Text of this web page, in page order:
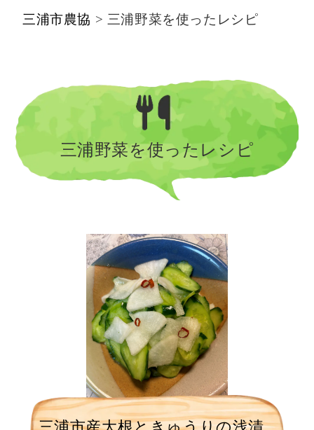
三浦市農協 > 三浦野菜を使ったレシピ
三浦野菜を使ったレシピ